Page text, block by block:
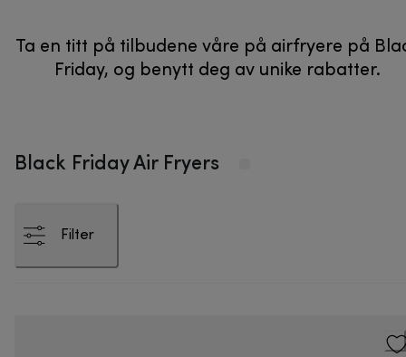
Ta en titt på tilbudene våre på airfryere på
Friday, og benytt deg av unike rabatter.
Black Friday Air Fryers
Filter